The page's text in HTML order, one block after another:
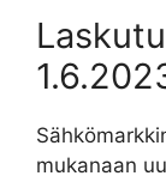
mukanaan